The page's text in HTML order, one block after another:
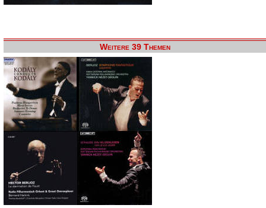
Weitere 39 Themen